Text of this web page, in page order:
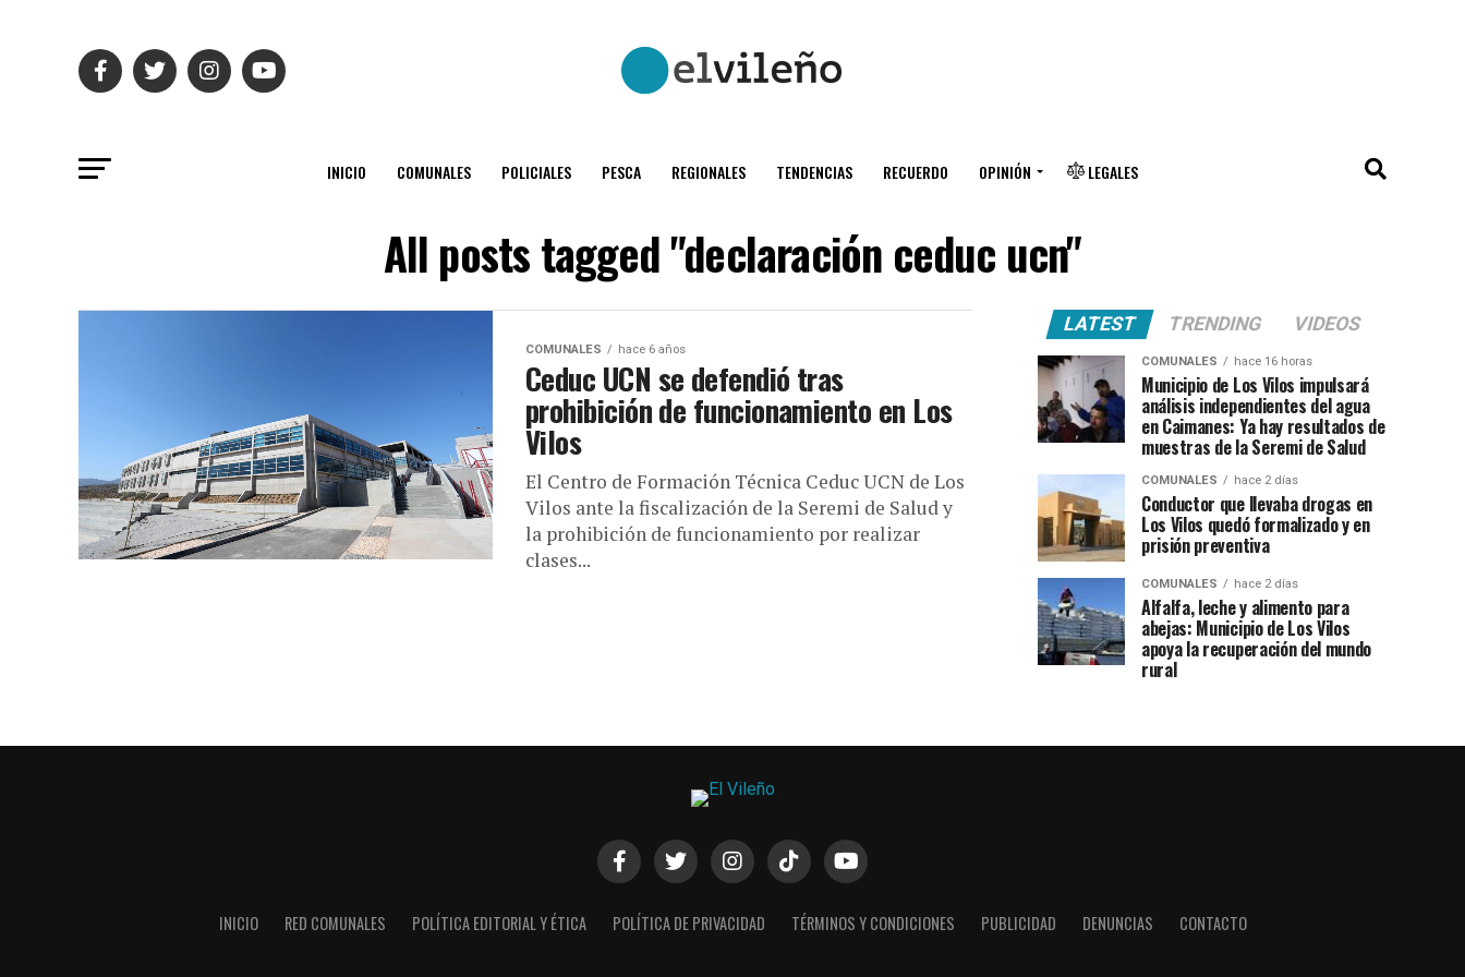
INICIO COMUNALES POLICIALES PESCA REGIONALES TENDENCIAS RECUERDO OPINIÓN LEGALES
All posts tagged "declaración ceduc ucn"
COMUNALES hace 6 años
Ceduc UCN se defendió tras
prohibición de funcionamiento en Los
Vilos
El Centro de Formación Técnica Ceduc UCN de Los
Vilos ante la fiscalización de la Seremi de Salud y
la prohibición de funcionamiento por realizar
clases...
LATEST TRENDING VIDEOS
COMUNALES hace 16 horas
Municipio de Los Vilos impulsará
análisis independientes del agua
en Caimanes: Ya hay resultados de
muestras de la Seremi de Salud
COMUNALES hace 2 días
Conductor que llevaba drogas en
Los Vilos quedó formalizado y en
prisión preventiva
COMUNALES hace 2 días
Alfalfa, leche y alimento para
abejas: Municipio de Los Vilos
apoya la recuperación del mundo
rural
INICIO RED COMUNALES POLÍTICA EDITORIAL Y ÉTICA POLÍTICA DE PRIVACIDAD TÉRMINOS Y CONDICIONES PUBLICIDAD DENUNCIAS CONTACTO